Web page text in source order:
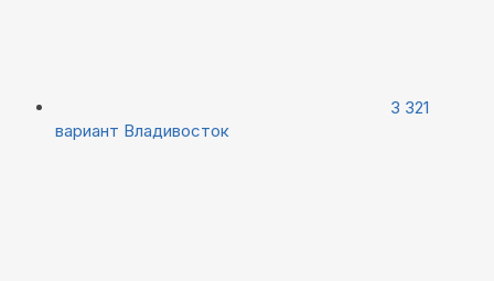
3 321
вариант Владивосток